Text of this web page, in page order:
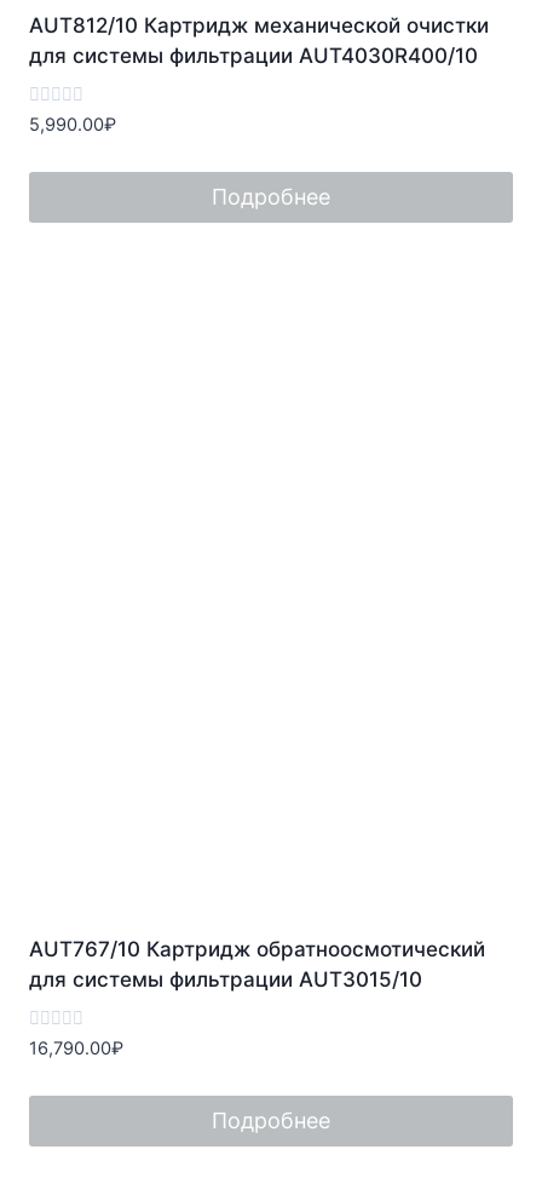
AUT812/10 Картридж механической очистки
для системы фильтрации AUT4030R400/10
Оценка
0
5
5,990.00₽
Подробнее
AUT767/10 Картридж обратноосмотический
для системы фильтрации AUT3015/10
Оценка
0
5
16,790.00₽
Подробнее